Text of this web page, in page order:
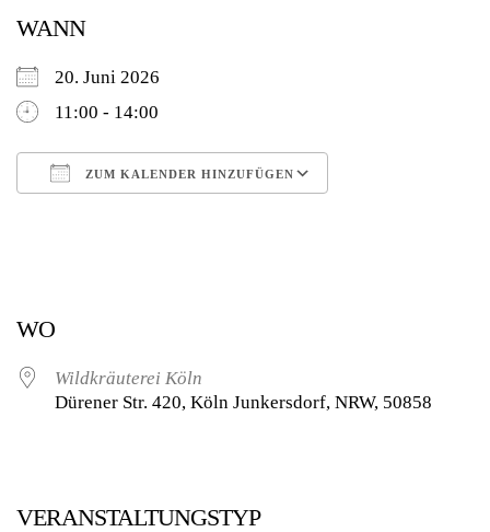
WANN
20. Juni 2026
11:00 - 14:00
ZUM KALENDER HINZUFÜGEN
WO
Wildkräuterei Köln
Dürener Str. 420, Köln Junkersdorf, NRW, 50858
VERANSTALTUNGSTYP